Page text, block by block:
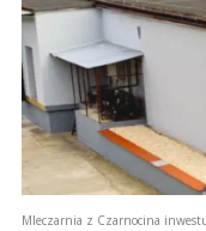
Mleczarnia z Czarnocina